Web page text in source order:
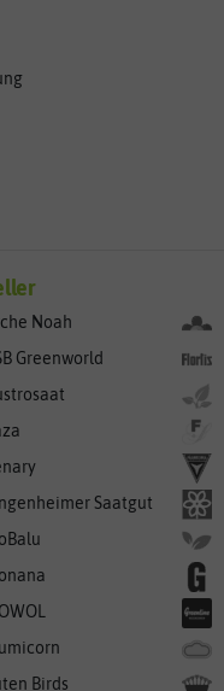
Noah
Greenworld
Saatgut
Birds